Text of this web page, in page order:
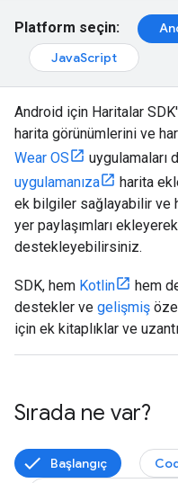
Platform seçin:
JavaScript
Android için Haritalar
harita görünümlerini ve
Wear OS
uygulamaları
uygulamanıza
harita
ek bilgiler sağlayabilir ve
yer paylaşımları
destekleyebilirsiniz.
SDK, hem Kotlin
hem
destekler ve gelişmiş
için ek kitaplıklar ve
Sırada ne var?
Başlangıç